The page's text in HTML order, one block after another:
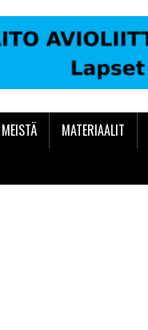
MATERIAALIT